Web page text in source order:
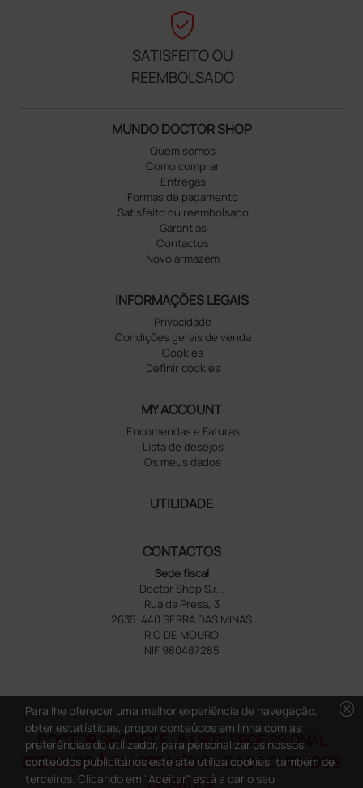
verified_user
SATISFEITO OU
REEMBOLSADO
MUNDO DOCTOR SHOP
Quem somos
Como comprar
Entregas
Formas de pagamento
Satisfeito ou reembolsado
Garantias
Contactos
Novo armazém
INFORMAÇÕES LEGAIS
Privacidade
Condições gerais de venda
Cookies
Definir cookies
MY ACCOUNT
Encomendas e Faturas
Lista de desejos
Os meus dados
UTILIDADE
CONTACTOS
Sede fiscal
Doctor Shop S.r.l.
Rua da Presa, 3
2635-440 SERRA DAS MINAS
RIO DE MOURO
NIF 980487285
DOCTOR SHOP.PT É UM SITE PROFISSIONAL
DEDICADO À CLASSE MÉDICA E AOS CUIDADOS
DE SAÚDE
cancel
Para lhe oferecer uma melhor experiência de navegação,
obter estatísticas, propor conteúdos em linha com as
preferências do utilizador, para personalizar os nossos
conteúdos publicitários este site utiliza cookies, também de
terceiros. Clicando em "Aceitar" está a dar o seu